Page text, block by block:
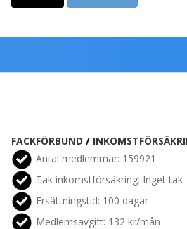
FACKFÖRBUND /
Antal medlemmar: 159921
Tak inkomstförsäkring: Inget tak
Ersättningstid: 100 dagar
Medlemsavgift: 132 kr/mån